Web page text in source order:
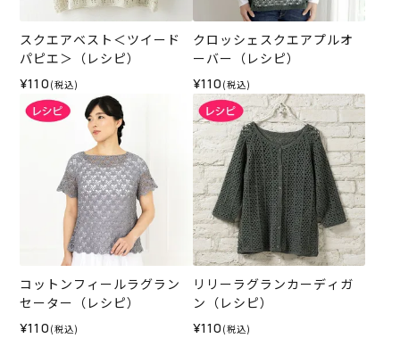
スクエアベスト＜ツイード
パピエ＞（レシピ）
¥110 (税込)
クロッシェスクエアプルオ
ーバー（レシピ）
¥110 (税込)
コットンフィールラグラン
セーター（レシピ）
¥110 (税込)
リリーラグランカーディガ
ン（レシピ）
¥110 (税込)